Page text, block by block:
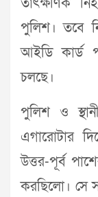
তাৎক্ষণিক
পুলিশ। তবে
আইডি কার্ড
চলছে।
পুলিশ ও
এগারোটার
উত্তর-পূর্ব
করছিলো। সে